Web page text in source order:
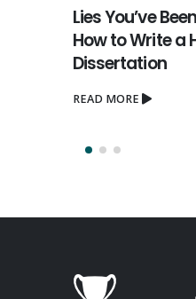
Lies You’ve
How to Write a
Dissertation
READ MORE